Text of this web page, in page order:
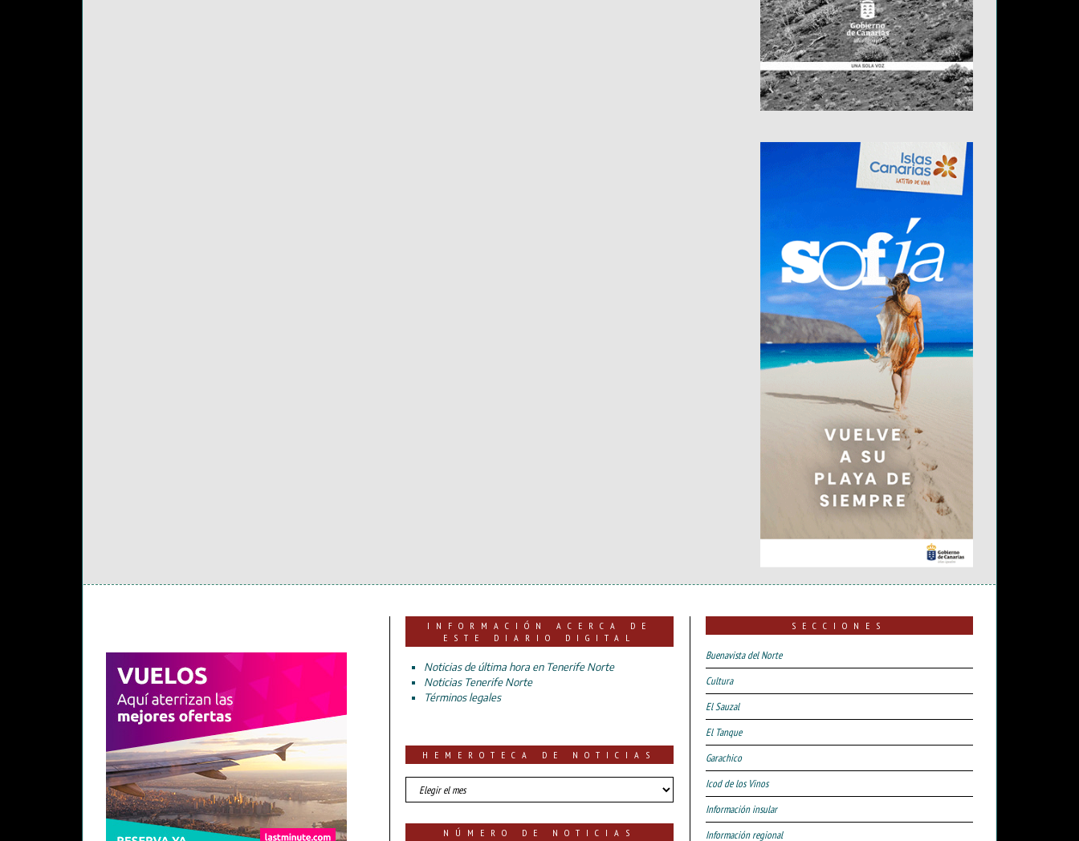
INFORMACIÓN ACERCA DE
ESTE DIARIO DIGITAL
Noticias de última hora en Tenerife Norte
Noticias Tenerife Norte
Términos legales
HEMEROTECA DE NOTICIAS
HEMEROTECA
DE
NÚMERO DE NOTICIAS
SECCIONES
Buenavista del Norte
Cultura
El Sauzal
El Tanque
Garachico
Icod de los Vinos
Información insular
Información regional